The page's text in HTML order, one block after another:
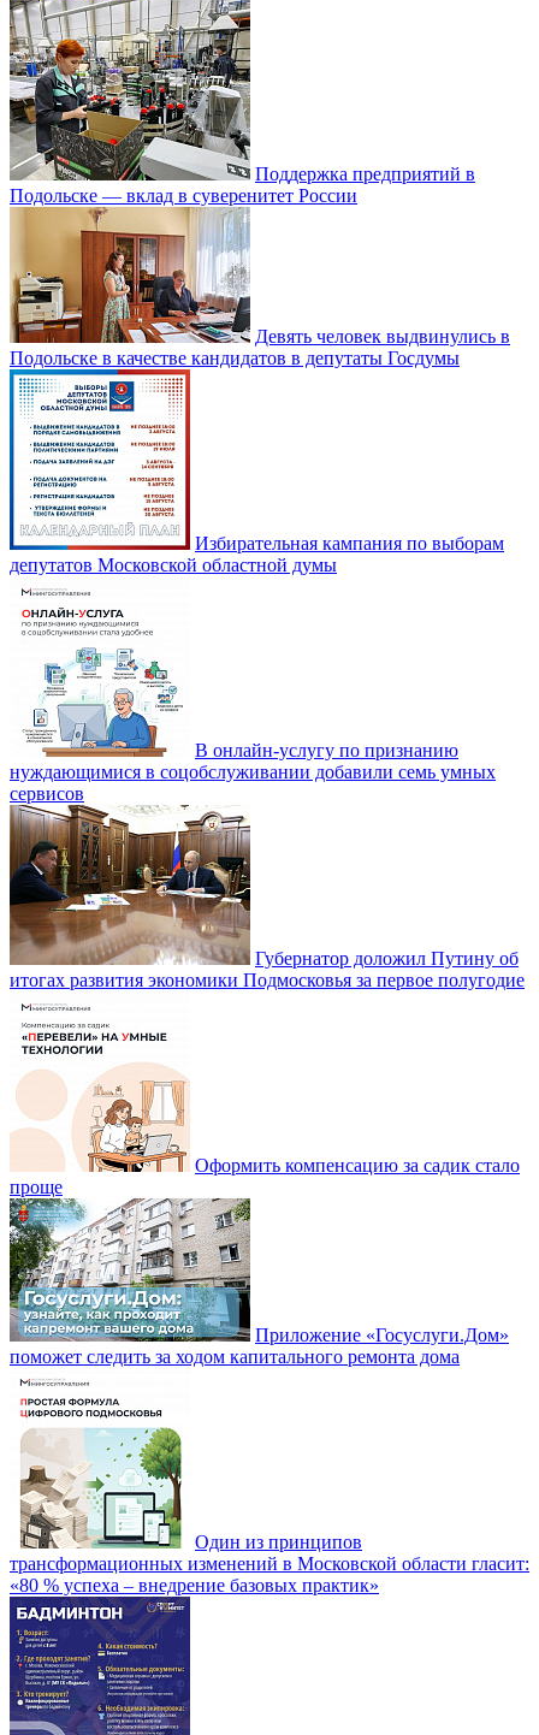
Поддержка предприятий в
Подольске — вклад в суверенитет России
Девять человек выдвинулись в
Подольске в качестве кандидатов в депутаты Госдумы
Избирательная кампания по выборам
депутатов Московской областной думы
В онлайн-услугу по признанию
нуждающимися в соцобслуживании добавили семь умных
сервисов
Губернатор доложил Путину об
итогах развития экономики Подмосковья за первое полугодие
Оформить компенсацию за садик стало
проще
Приложение «Госуслуги.Дом»
поможет следить за ходом капитального ремонта дома
Один из принципов
трансформационных изменений в Московской области гласит:
«80 % успеха – внедрение базовых практик»